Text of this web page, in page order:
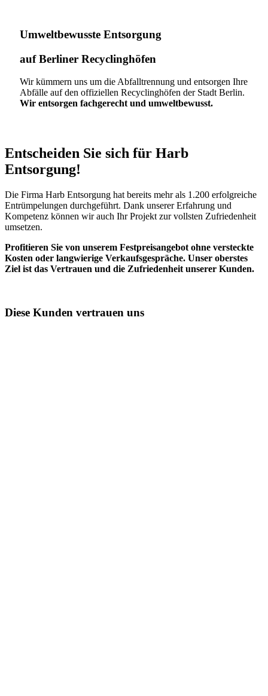
Umweltbewusste Entsorgung
auf Berliner Recyclinghöfen​
Wir kümmern uns um die Abfalltrennung und entsorgen Ihre
Abfälle auf den offiziellen Recyclinghöfen der Stadt Berlin.
Wir entsorgen fachgerecht und umweltbewusst.
Entscheiden Sie sich für Harb
Entsorgung!​
Die Firma Harb Entsorgung hat bereits mehr als 1.200 erfolgreiche
Entrümpelungen durchgeführt. Dank unserer Erfahrung und
Kompetenz können wir auch Ihr Projekt zur vollsten Zufriedenheit
umsetzen.
Profitieren Sie von unserem Festpreisangebot ohne versteckte
Kosten oder langwierige Verkaufsgespräche. Unser oberstes
Ziel ist das Vertrauen und die Zufriedenheit unserer Kunden.
Diese Kunden vertrauen uns